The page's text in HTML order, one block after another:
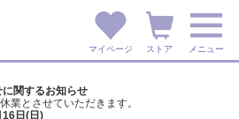
マイページ ストア メニュー
関するお知らせ
業とさせていただきます。
日(日)